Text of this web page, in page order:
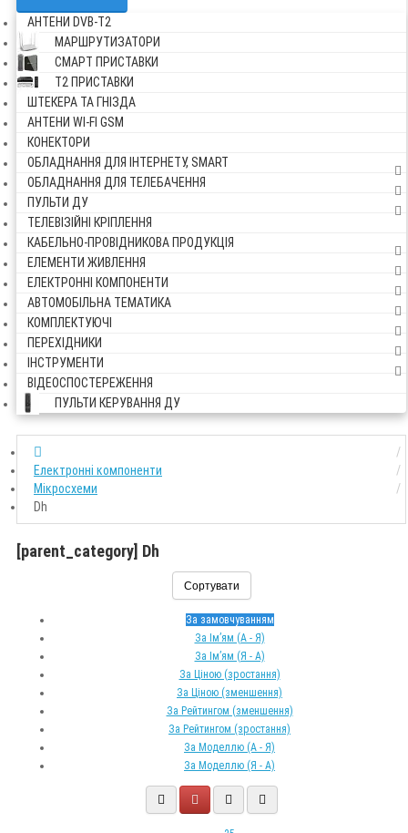
АНТЕНИ DVB-Т2
МАРШРУТИЗАТОРИ
СМАРТ ПРИСТАВКИ
Т2 ПРИСТАВКИ
ШТЕКЕРА ТА ГНІЗДА
АНТЕНИ WI-FI GSM
КОНЕКТОРИ
ОБЛАДНАННЯ ДЛЯ ІНТЕРНЕТУ, SMART
ОБЛАДНАННЯ ДЛЯ ТЕЛЕБАЧЕННЯ
ПУЛЬТИ ДУ
ТЕЛЕВІЗІЙНІ КРІПЛЕННЯ
КАБЕЛЬНО-ПРОВІДНИКОВА ПРОДУКЦІЯ
ЕЛЕМЕНТИ ЖИВЛЕННЯ
ЕЛЕКТРОННІ КОМПОНЕНТИ
АВТОМОБІЛЬНА ТЕМАТИКА
КОМПЛЕКТУЮЧІ
ПЕРЕХІДНИКИ
ІНСТРУМЕНТИ
ВІДЕОСПОСТЕРЕЖЕННЯ
ПУЛЬТИ КЕРУВАННЯ ДУ
Електронні компоненти
Мікросхеми
Dh
[parent_category] Dh
Сортувати
За замовчуванням
За Ім’ям (A - Я)
За Ім’ям (Я - A)
За Ціною (зростання)
За Ціною (зменшення)
За Рейтингом (зменшення)
За Рейтингом (зростання)
За Моделлю (A - Я)
За Моделлю (Я - A)